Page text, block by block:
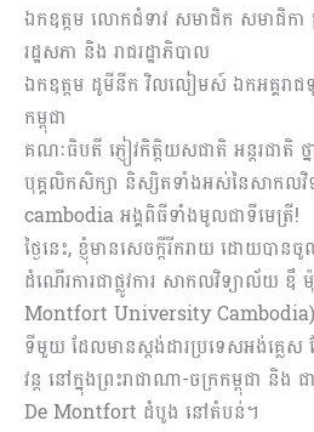
ឯកឧត្តម លោកជំទាវ សមាជិក សមាជិកា
រដ្ឋសភា និង រាជរដ្ឋាភិបាល
ឯកឧត្តម ដូមីនីក វិលលៀមស៍ ឯកអគ្គរាជ
កម្ពុជា​
គណៈធិបតី ភ្ញៀវកិត្តិយសជាតិ អន្តរជាតិ ថ្ន
បុគ្គលិកសិក្សា ​​និស្សិតទាំងអស់នៃសាកល
cambodia​ អង្គពិធីទាំងមូលជាទីមេត្រី!
ថ្ងៃនេះ, ខ្ញុំមានសេចក្តីរីករាយ ដោយបា
ដំណើរការជាផ្លូវការ សាកលវិទ្យាល័យ ឌឹ
Montfort University
ទីមួយ ដែលមានស្តង់ដារប្រទេសអង់គ្លេស
វន្ត នៅក្នុងព្រះរាជាណា-ចក្រកម្ពុជា និ
De Montfort ដំបូង​ នៅតំបន់។